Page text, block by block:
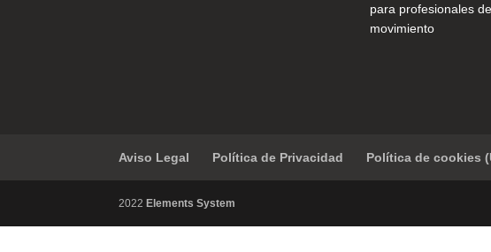
para profesionales
movimiento
Aviso Legal Política de Privacidad Política de cookies
2022Elements System